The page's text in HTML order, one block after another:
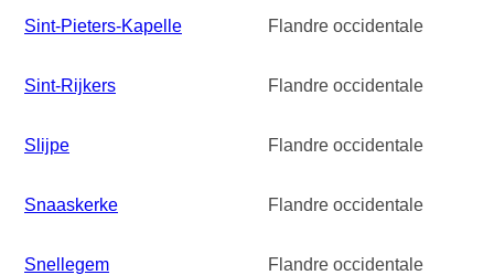
Sint-Pieters-Kapelle Flandre occidentale
Sint-Rijkers Flandre occidentale
Slijpe Flandre occidentale
Snaaskerke Flandre occidentale
Snellegem Flandre occidentale